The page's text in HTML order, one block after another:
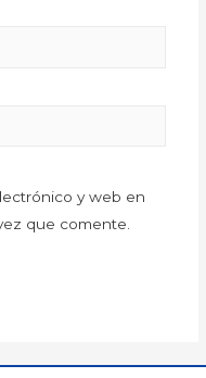
y web en
que comente.